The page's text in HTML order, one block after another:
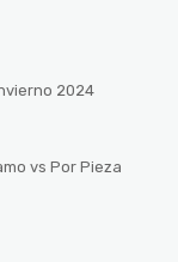
2024
vs Por Pieza